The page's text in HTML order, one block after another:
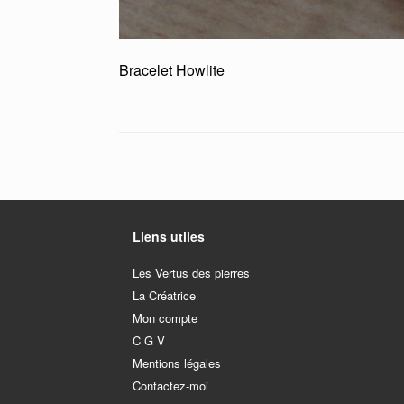
Bracelet Howlite
Liens utiles
Les Vertus des pierres
La Créatrice
Mon compte
C G V
Mentions légales
Contactez-moi